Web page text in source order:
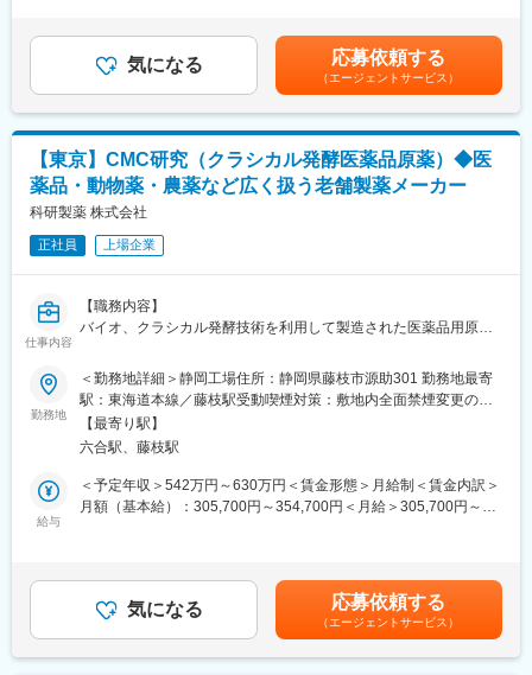
・研究職や技術職と密に連携する営業チーム
・少数精鋭で穏やかな雰囲気、知識を共有し合う文化
■魅力
◎研究成果を支える社会的意義の高い仕事
研究者の挑戦を支援することで、人々の健康やアンチエイジング
研究の発展に貢献。
◎営業と研究をつなぐ“学術営業”という専門性
科学的知見を活かして課題を解決し、研究成果を実現に導く。営
◎安定と働きやすさを両立
アンテスグループの安定基盤のもと、土日祝休・残業ほぼなし・
■在籍人数：54名（うち派遣社員13名）
■採用ポジション：実務担当者又はリーダークラスを想定しており
当社は1948年に財団法人理化学研究所を前身として設立された研
究開発型の製薬企業です。日本初の外用爪白癬治療剤「クレナフ
ィン」、関節機能改善剤「アルツ」など日本初・世界初となるユ
ニークな製品の提供を通して、患者さんのクオリティ・オブ・ラ
イフの向上に努め、人々がより良い人生を送るウェルビーイング
への貢献に注力しています。
【戦略・ビジョン】
最先端の製品で、『最優』の成果をつくる。世界に存在感を示す
製薬会社になることが私たちのめざす未来です。日本・アメリ
レナフィン」を、現在はアジアを中心に海外展開しています。
変更の範囲：会社の定める業務
を通じて上下する可能性があります。月給(月額)は固定手当を含め
た表記です。気になる 応募依頼する
（エージェントサービス）
【東京】CMC研究（クラシカル発酵医薬品原薬）◆医
薬品・動物薬・農薬など広く扱う老舗製薬メーカー
科研製薬 株式会社
正社員 上場企業
仕事内容
【職務内容】
バイオ、クラシカル発酵技術を利用して製造された医薬品用原薬
及びコスト低減を目的とした生産技術研究、新規医薬品用原薬に
関するCMC業務をお任せします。
【職務内容詳細】
■生産用微生物の維持改良、製造法の改良によるコスト低減、工場
で発生した諸課題に対する技術支援、医薬品候補（原薬）の評価
及び上市へ向けた研究開発
最先端の製品で、『最優』の成果をつくる。世界に存在感を示す
製薬会社になることが私たちのめざす未来です。日本・アメリ
カ・カナダにおいて共同開発された日本初外用爪白癬治療剤「ク
勤務地
＜勤務地詳細＞静岡工場住所：静岡県藤枝市源助301 勤務地最寄
駅：東海道本線／藤枝駅受動喫煙対策：敷地内全面禁煙変更の範
囲：会社の定める事業所
【最寄り駅】
六合駅、藤枝駅
給与
＜予定年収＞542万円～630万円＜賃金形態＞月給制＜賃金内訳＞
月額（基本給）：305,700円～354,700円＜月給＞305,700円～
実績：6ヶ月分） 賃金はあくまでも目安の金額であり、選考を通
じて上下する可能性があります。月給(月額)は固定手当を含めた表
記です。
気になる 応募依頼する
（エージェントサービス）